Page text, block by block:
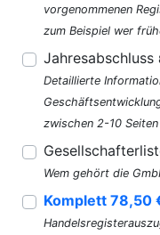
vorgenommenen
zum Beispiel wer
Jahresabschluss
Detaillierte
zwischen 2-10
Wem gehört die
Komplett 78,50